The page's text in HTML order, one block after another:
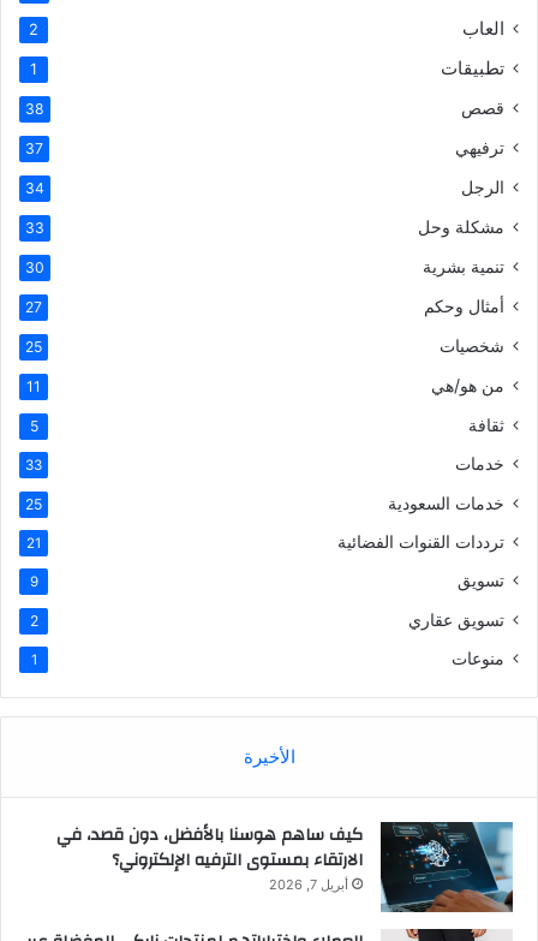
العاب 2
تطبيقات 1
قصص 38
ترفيهي 37
الرجل 34
مشكلة وحل 33
تنمية بشرية 30
أمثال وحكم 27
شخصيات 25
من هو/هي 11
ثقافة 5
خدمات 33
خدمات السعودية 25
ترددات القنوات الفضائية 21
تسويق 9
تسويق عقاري 2
منوعات 1
الأخيرة
كيف ساهم هوسنا بالأفضل، دون قصد، في
الارتقاء بمستوى الترفيه الإلكتروني؟
أبريل 7, 2026